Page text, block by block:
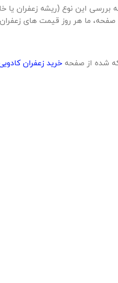
بررسی این نوع (ریشه زعفران یا
صفحه، ما هر روز قیمت های
شده از صفحه خرید زعفران